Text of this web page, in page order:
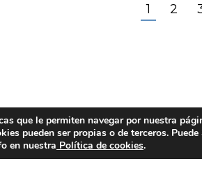
1 2
que le permiten navegar por nuestra
pueden ser propias o de terceros.
en nuestra Política de cookies.